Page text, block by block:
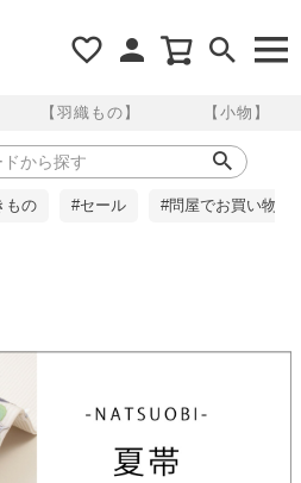
【羽織もの】 【小物】
もの #セール #問屋でお買い物